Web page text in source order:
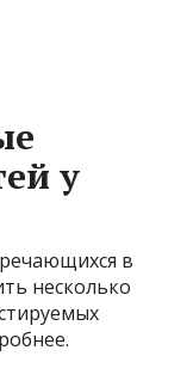
у
в
несколько